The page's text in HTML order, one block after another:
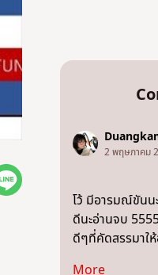
2 พฤษภาคม
โว้ มีอารมณ์ขันน
ดีนะอ่านจบ
ดีๆที่คัดสรรมาใ
More